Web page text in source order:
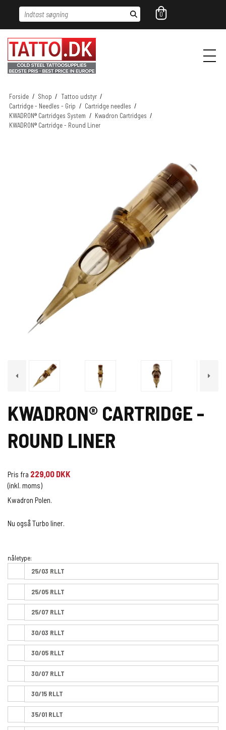
Indtast søgning 0
Forside / Shop / Tattoo udstyr /
Cartridge - Needles - Grip / Cartridge needles /
KWADRON® Cartridges System / Kwadron Cartridges /
KWADRON® Cartridge - Round Liner
KWADRON® CARTRIDGE -
ROUND LINER
Pris fra 229,00 DKK
(inkl. moms)
Kwadron Polen.
Nu også Turbo liner.
nåletype:
25/03 RLLT
25/05 RLLT
25/07 RLLT
30/03 RLLT
30/05 RLLT
30/07 RLLT
30/15 RLLT
35/01 RLLT